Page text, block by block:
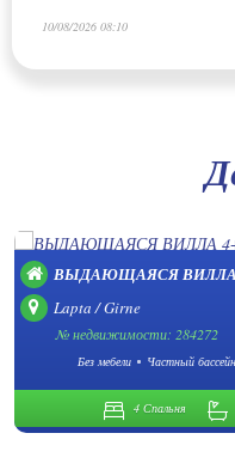
10/08/2026 08:10
ВЫДАЮЩАЯСЯ ВИЛЛА
Lapta / Girne
№ недвижимости: 284272
Без мебели Частный бассейн
4 Спальня